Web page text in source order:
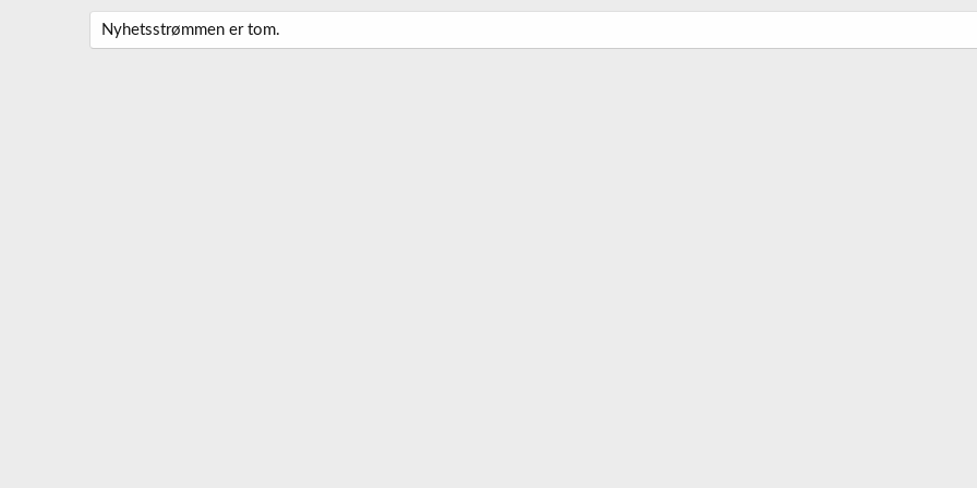
Nyhetsstrømmen er tom.